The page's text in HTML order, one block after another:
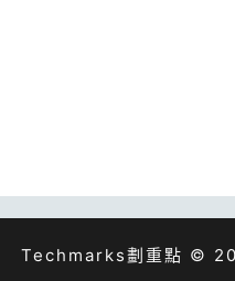
Techmarks劃重點 ©